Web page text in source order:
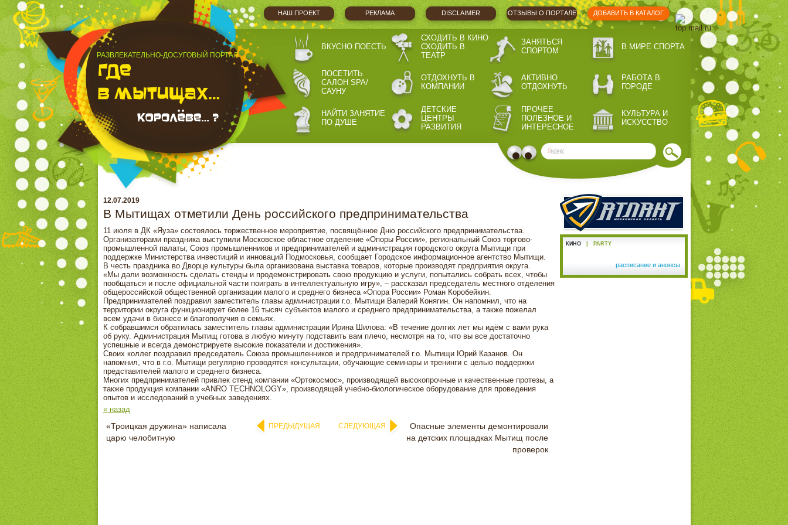
НАШ ПРОЕКТ РЕКЛАМА DISCLAIMER ОТЗЫВЫ О ПОРТАЛЕ ДОБАВИТЬ В КАТАЛОГ
РАЗВЛЕКАТЕЛЬНО-ДОСУГОВЫЙ ПОРТАЛ
ВКУСНО ПОЕСТЬ
СХОДИТЬ В КИНО
СХОДИТЬ В
ТЕАТР
ЗАНЯТЬСЯ
СПОРТОМ
В МИРЕ СПОРТА
ПОСЕТИТЬ
САЛОН SPA/
САУНУ
ОТДОХНУТЬ В
КОМПАНИИ
АКТИВНО
ОТДОХНУТЬ
РАБОТА В
ГОРОДЕ
НАЙТИ ЗАНЯТИЕ
ПО ДУШЕ
ДЕТСКИЕ
ЦЕНТРЫ
РАЗВИТИЯ
ПРОЧЕЕ
ПОЛЕЗНОЕ И
ИНТЕРЕСНОЕ
КУЛЬТУРА И
ИСКУССТВО
12.07.2019
В Мытищах отметили День российского предпринимательства
11 июля в ДК «Яуза» состоялось торжественное мероприятие, посвящённое Дню российского предпринимательства.
Организаторами праздника выступили Московское областное отделение «Опоры России», региональный Союз торгово-
промышленной палаты, Союз промышленников и предпринимателей и администрация городского округа Мытищи при
поддержке Министерства инвестиций и инноваций Подмосковья, сообщает Городское информационное агентство Мытищи.
В честь праздника во Дворце культуры была организована выставка товаров, которые производят предприятия округа.
«Мы дали возможность сделать стенды и продемонстрировать свою продукцию и услуги, попытались собрать всех, чтобы
пообщаться и после официальной части поиграть в интеллектуальную игру», – рассказал председатель местного отделения
общероссийской общественной организации малого и среднего бизнеса «Опора России» Роман Коробейкин.
Предпринимателей поздравил заместитель главы администрации г.о. Мытищи Валерий Конягин. Он напомнил, что на
территории округа функционирует более 16 тысяч субъектов малого и среднего предпринимательства, а также пожелал
всем удачи в бизнесе и благополучия в семьях.
К собравшимся обратилась заместитель главы администрации Ирина Шилова: «В течение долгих лет мы идём с вами рука
об руку. Администрация Мытищ готова в любую минуту подставить вам плечо, несмотря на то, что вы все достаточно
успешные и всегда демонстрируете высокие показатели и достижения».
Своих коллег поздравил председатель Союза промышленников и предпринимателей г.о. Мытищи Юрий Казанов. Он
напомнил, что в г.о. Мытищи регулярно проводятся консультации, обучающие семинары и тренинги с целью поддержки
представителей малого и среднего бизнеса.
Многих предпринимателей привлек стенд компании «Ортокосмос», производящей высокопрочные и качественные протезы, а
также продукция компании «ANRO TECHNOLOGY», производящей учебно-биологическое оборудование для проведения
опытов и исследований в учебных заведениях.
« назад
«Троицкая дружина» написала
царю челобитную
ПРЕДЫДУЩАЯ СЛЕДУЮЩАЯ
Опасные элементы демонтировали
на детских площадках Мытищ после
проверок
КИНО PARTY
расписание и анонсы